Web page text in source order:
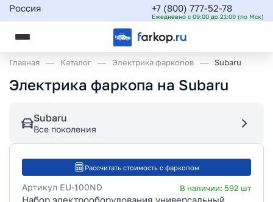
Россия +7 (800) 777-52-78
Ежедневно с 09:00 до 21:00 (по Мск)
Главная Каталог Электрика фаркопов Subaru
Электрика фаркопа на Subaru
Subaru
Все поколения
Рассчитать стоимость с фаркопом
Артикул EU-100ND В наличии: 592 шт
Набор электрооборудования универсальный